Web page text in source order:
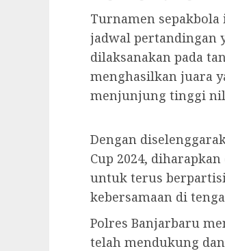
Turnamen
jadwal pertandingan
dilaksanakan pada
menghasilkan juara
menjunjung tinggi
Dengan
Cup 2024,
untuk terus
kebersamaan di
Polres Banjarbaru
telah mendukung